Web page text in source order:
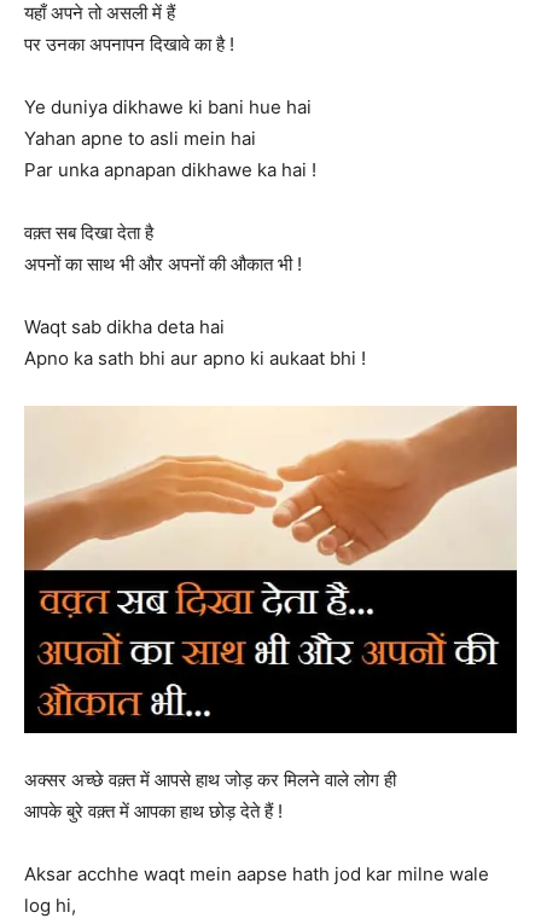
यहाँ अपने तो असली में हैं
पर उनका अपनापन दिखावे का है !
Ye duniya dikhawe ki bani hue hai
Yahan apne to asli mein hai
Par unka apnapan dikhawe ka hai !
वक़्त सब दिखा देता है
अपनों का साथ भी और अपनों की औकात भी !
Waqt sab dikha deta hai
Apno ka sath bhi aur apno ki aukaat bhi !
अक्सर अच्छे वक़्त में आपसे हाथ जोड़ कर मिलने वाले लोग ही
आपके बुरे वक़्त में आपका हाथ छोड़ देते हैं !
Aksar acchhe waqt mein aapse hath jod kar milne wale
log hi,